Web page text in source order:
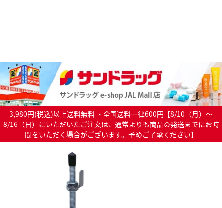
3,980円(税込)以上送料無料 ・全国送料一律600円【8/10（月）～
8/16（日）にいただいたご注文は、通常よりも商品の発送までにお時
間をいただく場合がございます。予めご了承ください】